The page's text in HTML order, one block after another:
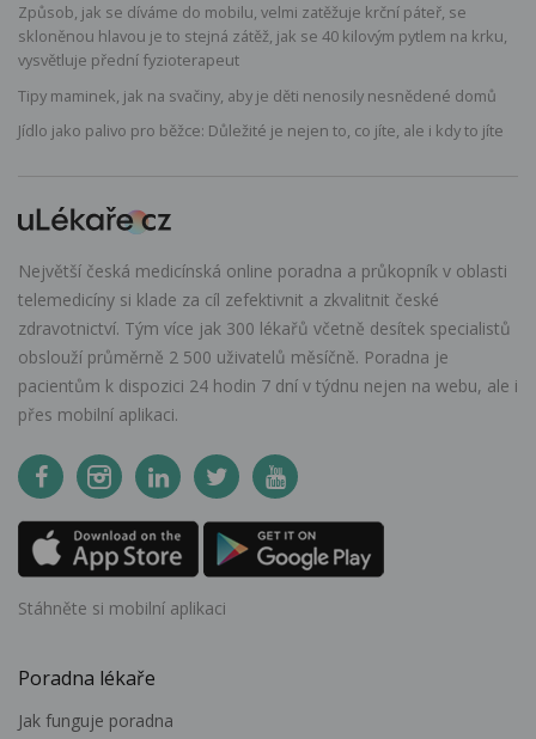
Způsob, jak se díváme do mobilu, velmi zatěžuje krční páteř, se
skloněnou hlavou je to stejná zátěž, jak se 40 kilovým pytlem na krku,
vysvětluje přední fyzioterapeut
Tipy maminek, jak na svačiny, aby je děti nenosily nesnědené domů
Jídlo jako palivo pro běžce: Důležité je nejen to, co jíte, ale i kdy to jíte
Největší česká medicínská online poradna a průkopník v oblasti
telemedicíny si klade za cíl zefektivnit a zkvalitnit české
zdravotnictví. Tým více jak 300 lékařů včetně desítek specialistů
obslouží průměrně 2 500 uživatelů měsíčně. Poradna je
pacientům k dispozici 24 hodin 7 dní v týdnu nejen na webu, ale i
přes mobilní aplikaci.
Stáhněte si mobilní aplikaci
Poradna lékaře
Jak funguje poradna